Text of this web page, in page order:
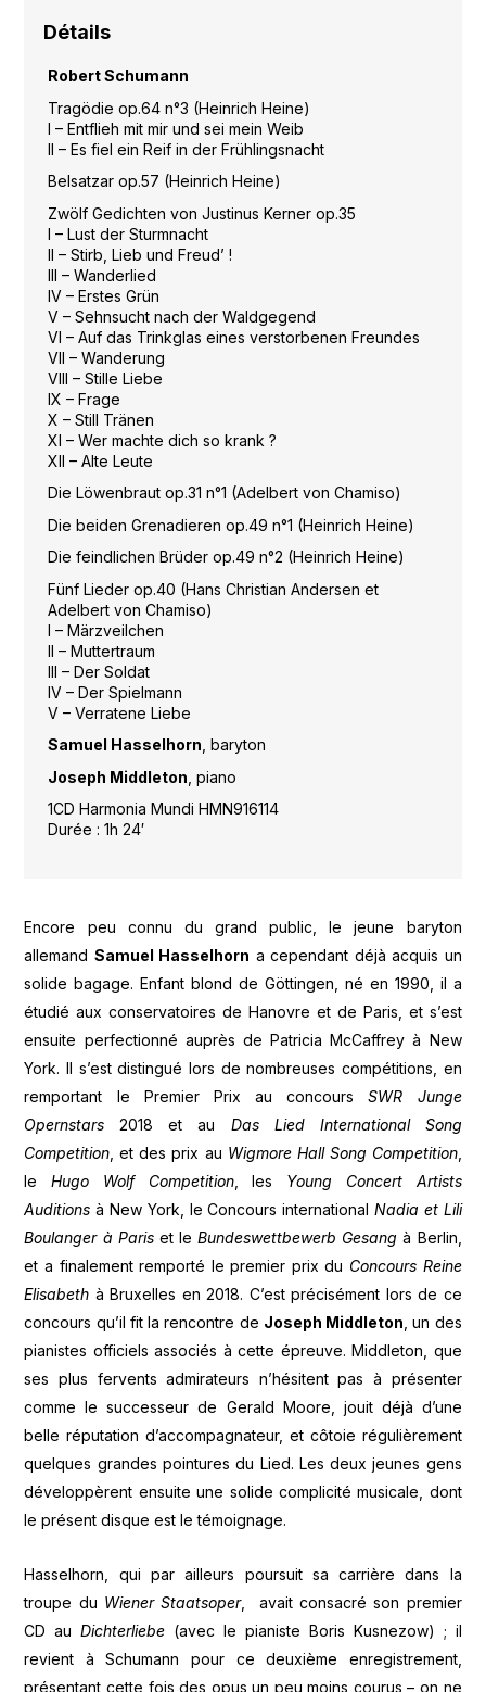
Détails
Robert Schumann
Tragödie op.64 n°3 (Heinrich Heine)
I – Entflieh mit mir und sei mein Weib
II – Es fiel ein Reif in der Frühlingsnacht
Belsatzar op.57 (Heinrich Heine)
Zwölf Gedichten von Justinus Kerner op.35
I – Lust der Sturmnacht
II – Stirb, Lieb und Freud’ !
III – Wanderlied
IV – Erstes Grün
V – Sehnsucht nach der Waldgegend
VI – Auf das Trinkglas eines verstorbenen Freundes
VII – Wanderung
VIII – Stille Liebe
IX – Frage
X – Still Tränen
XI – Wer machte dich so krank ?
XII – Alte Leute
Die Löwenbraut op.31 n°1 (Adelbert von Chamiso)
Die beiden Grenadieren op.49 n°1 (Heinrich Heine)
Die feindlichen Brüder op.49 n°2 (Heinrich Heine)
Fünf Lieder op.40 (Hans Christian Andersen et
Adelbert von Chamiso)
I – Märzveilchen
II – Muttertraum
III – Der Soldat
IV – Der Spielmann
V – Verratene Liebe
Samuel Hasselhorn , baryton
Joseph Middleton , piano
1CD Harmonia Mundi HMN916114
Durée : 1h 24′
Encore peu connu du grand public, le jeune baryton
allemand Samuel Hasselhorn a cependant déjà acquis un
solide bagage. Enfant blond de Göttingen, né en 1990, il a
étudié aux conservatoires de Hanovre et de Paris, et s’est
ensuite perfectionné auprès de Patricia McCaffrey à New
York. Il s’est distingué lors de nombreuses compétitions, en
remportant le Premier Prix au concoursSWR Junge
Opernstars 2018 et au Das Lied International Song
Competition , et des prix au Wigmore Hall Song Competition,
leHugo Wolf Competition, les Young Concert Artists
Auditions à New York, le Concours internationalNadia et Lili
Boulanger à Pariset leBundeswettbewerb Gesang à Berlin,
et a finalement remporté le premier prix du Concours Reine
Elisabeth à Bruxelles en 2018. C’est précisément lors de ce
concours qu’il fit la rencontre de Joseph Middleton , un des
pianistes officiels associés à cette épreuve. Middleton, que
ses plus fervents admirateurs n’hésitent pas à présenter
comme le successeur de Gerald Moore, jouit déjà d’une
belle réputation d’accompagnateur, et côtoie régulièrement
quelques grandes pointures du Lied. Les deux jeunes gens
développèrent ensuite une solide complicité musicale, dont
le présent disque est le témoignage.
Hasselhorn, qui par ailleurs poursuit sa carrière dans la
troupe du Wiener Staatsoper, avait consacré son premier
CD auDichterliebe (avec le pianiste Boris Kusnezow) ; il
revient à Schumann pour ce deuxième enregistrement,
présentant cette fois des opus un peu moins courus – on ne